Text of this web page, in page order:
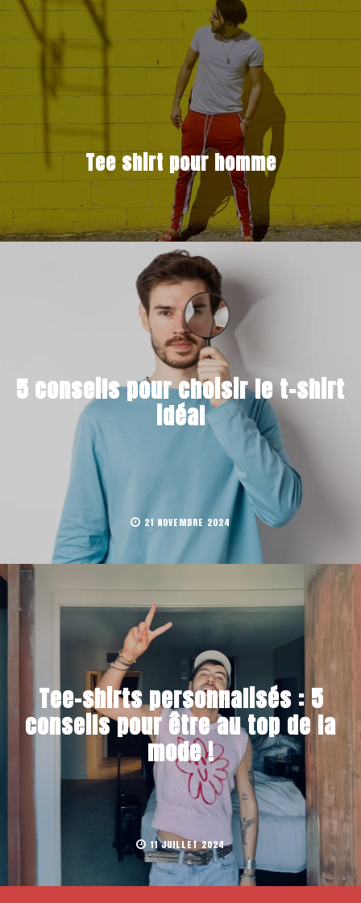
Tee shirt pour homme
5 conseils pour choisir le t-shirt
idéal
21 NOVEMBRE 2024
Tee-shirts personnalisés : 5
conseils pour être au top de la
mode !
11 JUILLET 2024